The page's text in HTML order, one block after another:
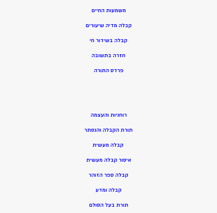
משמעות החיים
קבלה מדיה שיעורים
קבלה בשידור חי
חזרה בתשובה
פרדס התורה
רוחניות והעצמה
תורת הקבלה והנסתר
קבלה מעשית
איסור קבלה מעשית
קבלה ספר הזוהר
קבלה ומדע
תורת בעל הסולם